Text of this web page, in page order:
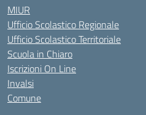
MIUR
Ufficio Scolastico Regionale
Ufficio Scolastico Territoriale
Scuola in Chiaro
Iscrizioni On Line
Invalsi
Comune